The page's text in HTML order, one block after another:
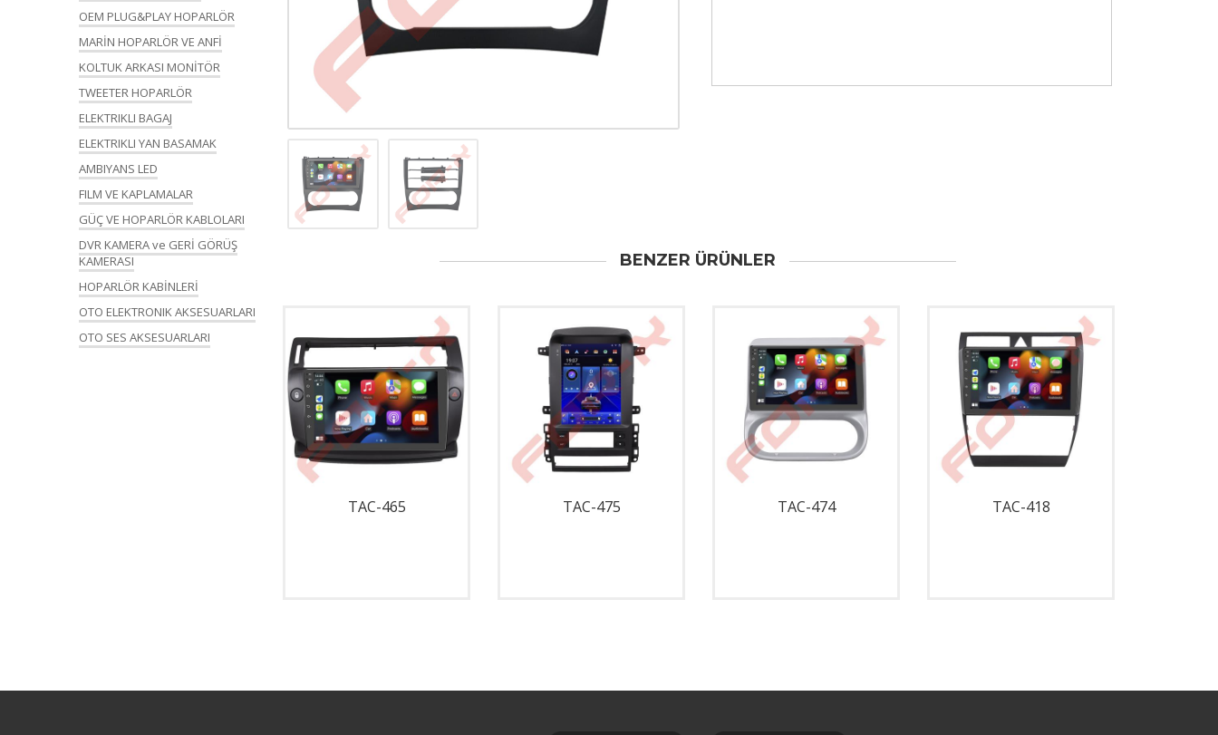
OEM PLUG&PLAY HOPARLÖR
MARİN HOPARLÖR VE ANFİ
KOLTUK ARKASI MONİTÖR
TWEETER HOPARLÖR
ELEKTRIKLI BAGAJ
ELEKTRIKLI YAN BASAMAK
AMBIYANS LED
FILM VE KAPLAMALAR
GÜÇ VE HOPARLÖR KABLOLARI
DVR KAMERA ve GERİ GÖRÜŞ
KAMERASI
HOPARLÖR KABİNLERİ
OTO ELEKTRONIK AKSESUARLARI
OTO SES AKSESUARLARI
BENZER ÜRÜNLER
TAC-465 TAC-475 TAC-474 TAC-418